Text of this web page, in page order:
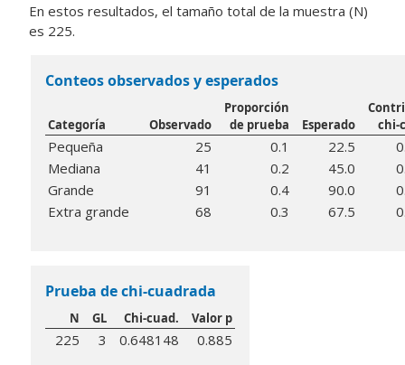
En estos resultados, el tamaño total de la muestra (N)
es 225.
Conteos observados y esperados
Categoría Observado
Proporción
de prueba
Esperado
chi-
Pequeña 25 0.1 22.5
Mediana
41 0.2 45.0
Grande
91 0.4 90.0
Extra grande
68 0.3 67.5
Prueba de chi-cuadrada
N GL Chi-cuad. Valor p
225 3 0.648148 0.885